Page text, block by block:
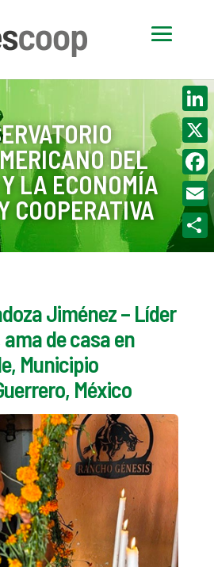
DEL
LA ECONOMÍA
COOPERATIVA
Jiménez – Líder
de casa en
Municipio
México
X
Email